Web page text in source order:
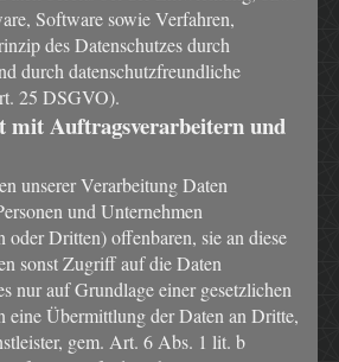
Software sowie Verfahren,
des Datenschutzes durch
durch datenschutzfreundliche
25 DSGVO).
mit Auftragsverarbeitern und
unserer Verarbeitung Daten
und Unternehmen
oder Dritten) offenbaren, sie an diese
sonst Zugriff auf die Daten
nur auf Grundlage einer gesetzlichen
eine Übermittlung der Daten an Dritte,
gem. Art. 6 Abs. 1 lit. b